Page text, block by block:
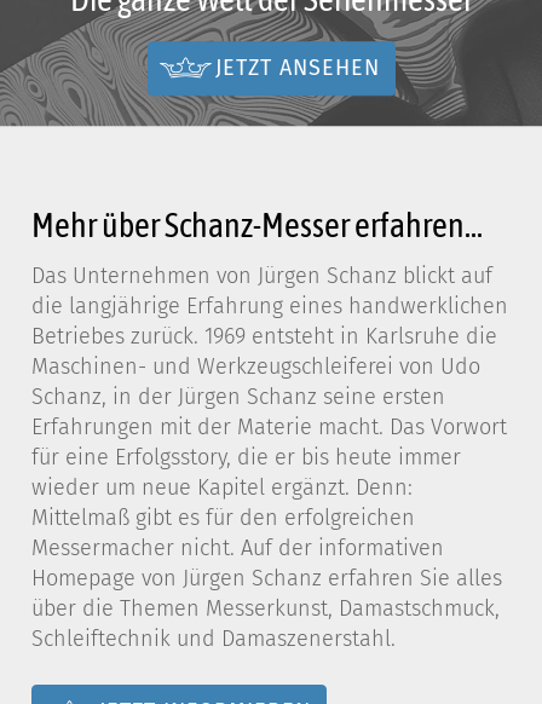
JETZT ANSEHEN
Mehr über Schanz-Messer erfahren...
Das Unternehmen von Jürgen Schanz blickt auf
die langjährige Erfahrung eines handwerklichen
Betriebes zurück. 1969 entsteht in Karlsruhe die
Maschinen- und Werkzeugschleiferei von Udo
Schanz, in der Jürgen Schanz seine ersten
Erfahrungen mit der Materie macht. Das Vorwort
für eine Erfolgsstory, die er bis heute immer
wieder um neue Kapitel ergänzt. Denn:
Mittelmaß gibt es für den erfolgreichen
Messermacher nicht. Auf der informativen
Homepage von Jürgen Schanz erfahren Sie alles
über die Themen Messerkunst, Damastschmuck,
Schleiftechnik und Damaszenerstahl.